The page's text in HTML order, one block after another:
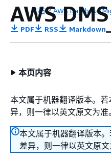
文档 AWS Database
AWS
PDF RSS Markdown
本页内容
本文属于机器翻译版本。
异，则一律以英文原文为准。
本文属于机器翻译版本
差异，则一律以英文原文